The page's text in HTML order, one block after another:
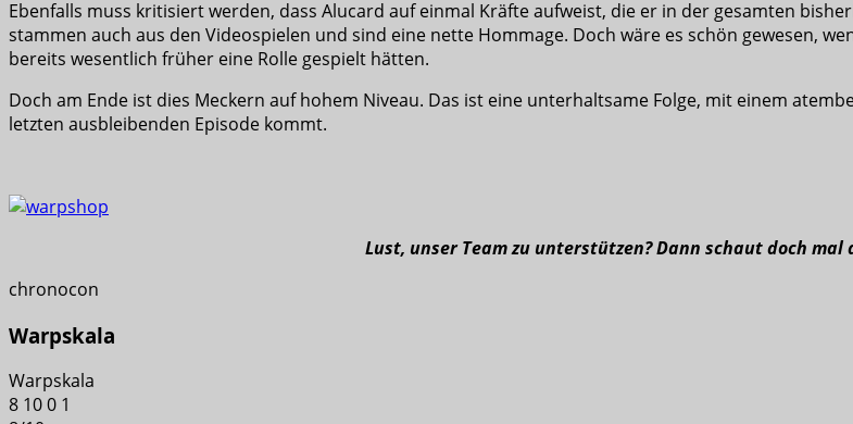
Ebenfalls muss kritisiert werden, dass Alucard auf einmal Kräfte aufweist, die er in der gesamten
stammen auch aus den Videospielen und sind eine nette Hommage. Doch wäre es schön gewesen,
bereits wesentlich früher eine Rolle gespielt hätten.
Doch am Ende ist dies Meckern auf hohem Niveau. Das ist eine unterhaltsame Folge, mit einem
letzten ausbleibenden Episode kommt.
Lust, unser Team zu unterstützen? Dann schaut doch mal
chronocon
Warpskala
Warpskala
8 100 1